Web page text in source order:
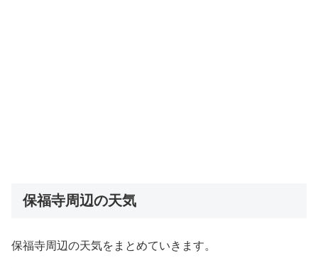
保福寺周辺の天気
保福寺周辺の天気をまとめていきます。